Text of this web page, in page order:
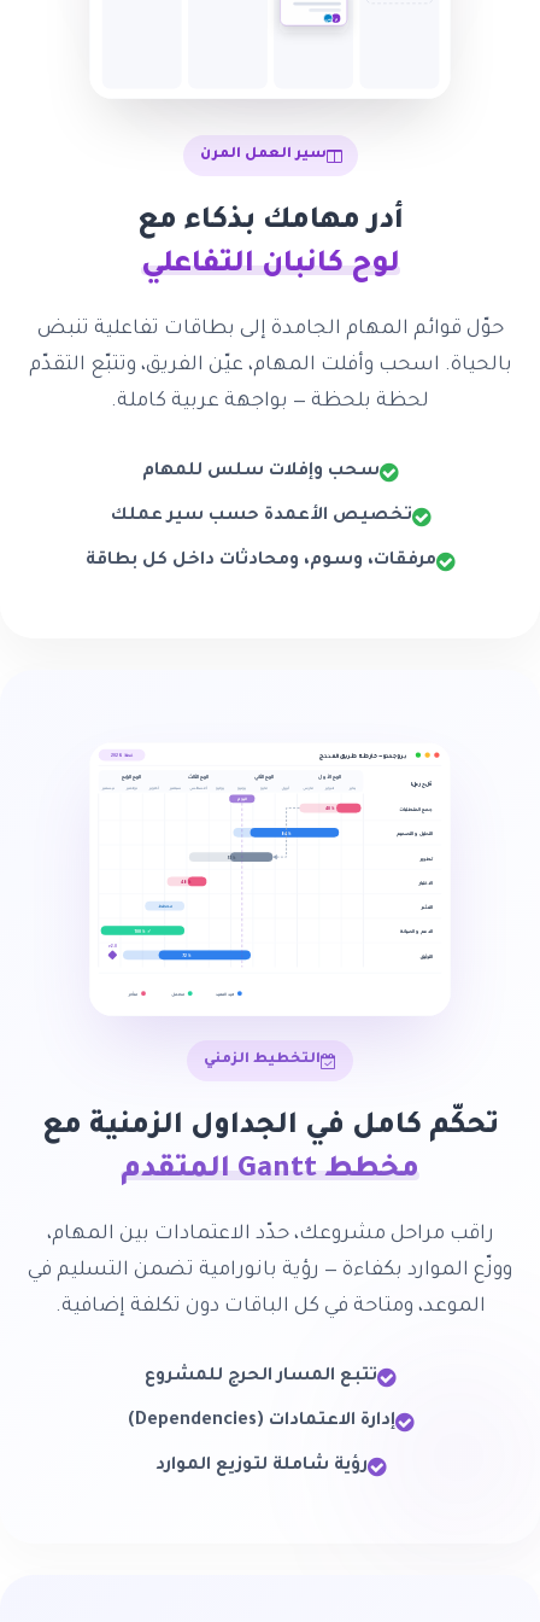
سير العمل المرن
أدر مهامك بذكاء مع
لوح كانبان التفاعلي
حوّل قوائم المهام الجامدة إلى بطاقات تفاعلية تنبض
بالحياة. اسحب وأفلت المهام، عيّن الفريق، وتتبّع التقدّم
لحظة بلحظة — بواجهة عربية كاملة.
سحب وإفلات سلس للمهام
تخصيص الأعمدة حسب سير عملك
مرفقات، وسوم، ومحادثات داخل كل بطاقة
التخطيط الزمني
تحكّم كامل في الجداول الزمنية مع
مخطط Gantt المتقدم
راقب مراحل مشروعك، حدّد الاعتمادات بين المهام،
ووزّع الموارد بكفاءة — رؤية بانورامية تضمن التسليم في
الموعد، ومتاحة في كل الباقات دون تكلفة إضافية.
تتبع المسار الحرج للمشروع
إدارة الاعتمادات (Dependencies)
رؤية شاملة لتوزيع الموارد
بروجكتو — خارطة طريق المنتج خطة 2026
المرحلة
الربع الأول الربع الثاني الربع الثالث الربع الرابع
يناير فبراير مارس أبريل مايو يونيو يوليو أغسطس سبتمبر أكتوبر نوفمبر ديسمبر
جمع المتطلبات 40%
التحليل والتصميم 84%
تطوير 51%
الاختبار 48%
النشر مخطط
الدعم والصيانة 100% ✓
التوثيق 72%
اليوم
v2.0
قيد التنفيذ مكتمل متأخر